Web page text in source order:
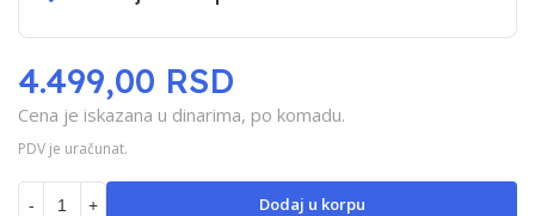
Cena je iskazana u dinarima, po komadu.
PDV je uračunat.
4.499,00 RSD
- + Dodaj u korpu